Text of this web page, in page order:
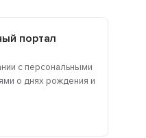
портал
с персональными
о днях рождения и